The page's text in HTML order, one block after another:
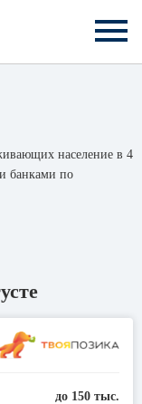
население в 4
банками по
офисами, Кредобанк с
до 150 тыс.